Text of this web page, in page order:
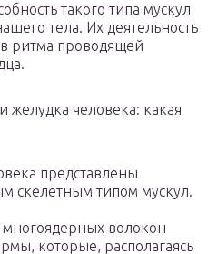
такого типа мускул
тела. Их деятельность
ритма проводящей
желудка человека: какая
представлены
скелетным типом мускул.
многоядерных волокон
которые, располагаясь